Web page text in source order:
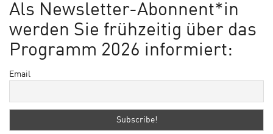
Als Newsletter-Abonnent*in
werden Sie frühzeitig über das
Programm 2026 informiert:
Email